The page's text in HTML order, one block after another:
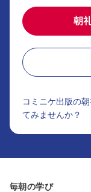
朝
コミニケ出版の
てみませんか？
毎朝の学び